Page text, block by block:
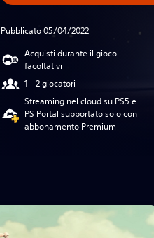
Pubblicato 05/04/2022
Acquisti durante il gioco
facoltativi
1 - 2 giocatori
Streaming nel cloud su PS5 e
PS Portal supportato solo con
abbonamento Premium